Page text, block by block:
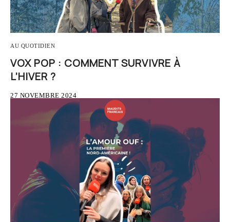
AU QUOTIDIEN
VOX POP : COMMENT SURVIVRE À
L’HIVER ?
27 NOVEMBRE 2024